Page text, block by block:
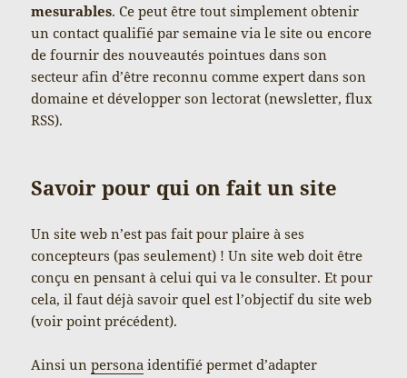
mesurables. Ce peut être tout simplement obtenir
un contact qualifié par semaine via le site ou encore
de fournir des nouveautés pointues dans son
secteur afin d’être reconnu comme expert dans son
domaine et développer son lectorat (newsletter, flux
RSS).
Savoir pour qui on fait un site
Un site web n’est pas fait pour plaire à ses
concepteurs (pas seulement) ! Un site web doit être
conçu en pensant à celui qui va le consulter. Et pour
cela, il faut déjà savoir quel est l’objectif du site web
(voir point précédent).
Ainsi unpersona identifié permet d’adapter